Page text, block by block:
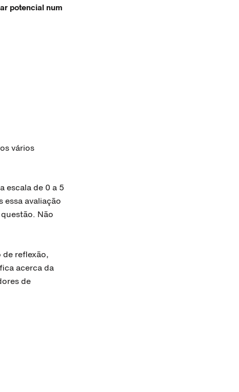
potencial num
vários
escala de 0 a 5
essa avaliação
Não
reflexão,
acerca da
de